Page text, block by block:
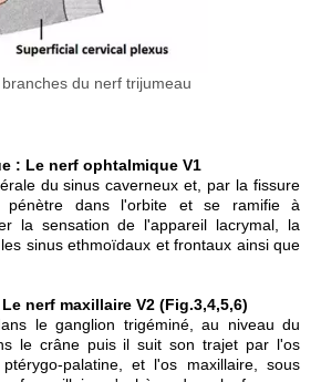
du nerf trijumeau
: Le nerf ophtalmique V1
du sinus caverneux et, par la fissure
pénètre dans l'orbite et se ramifie à
la sensation de l'appareil lacrymal, la
sinus ethmoïdaux et frontaux ainsi que
nerf maxillaire V2 (Fig.3,4,5,6)
le ganglion trigéminé, au niveau du
le crâne puis il suit son trajet par l'os
palatine, et l'os maxillaire, sous